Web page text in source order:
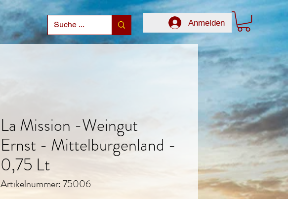
Anmelden
La Mission -Weingut
Ernst - Mittelburgenland -
0,75 Lt
Artikelnummer: 75006